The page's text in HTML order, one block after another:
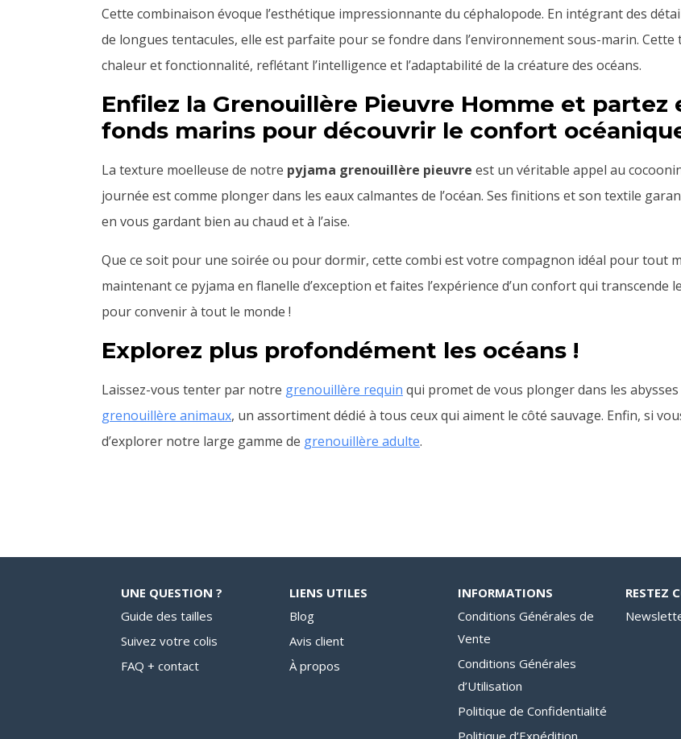
Cette combinaison évoque l’esthétique impressionnante du céphalopode. En intégrant des
de longues tentacules, elle est parfaite pour se fondre dans l’environnement sous-marin.
chaleur et fonctionnalité, reflétant l’intelligence et l’adaptabilité de la créature des océans.
Enfilez la Grenouillère Pieuvre Homme et partez
fonds marins pour découvrir le confort
La texture moelleuse de notre pyjama grenouillère pieuvre est un véritable appel au
journée est comme plonger dans les eaux calmantes de l’océan. Ses finitions et son textile
en vous gardant bien au chaud et à l’aise.
Que ce soit pour une soirée ou pour dormir, cette combi est votre compagnon idéal pour tout
maintenant ce pyjama en flanelle d’exception et faites l’expérience d’un confort qui transcende
pour convenir à tout le monde !
Explorez plus profondément les océans !
Laissez-vous tenter par notre grenouillère requin qui promet de vous plonger dans les
grenouillère animaux, un assortiment dédié à tous ceux qui aiment le côté sauvage. Enfin, si
d’explorer notre large gamme de grenouillère adulte.
UNE QUESTION ?
Guide des tailles
Suivez votre colis
FAQ + contact
LIENS UTILES
Blog
Avis client
À propos
INFORMATIONS
Conditions Générales de
Vente
Conditions Générales
d’Utilisation
Politique de Confidentialité
RESTEZ